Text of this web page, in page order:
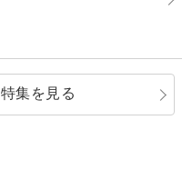
集を見る